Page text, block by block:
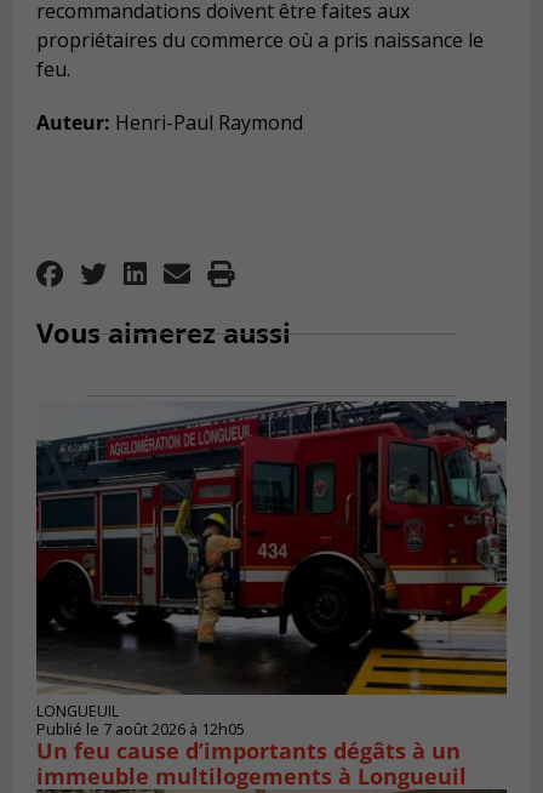
recommandations doivent être faites aux
propriétaires du commerce où a pris naissance le
feu.
Auteur: Henri-Paul Raymond
Vous aimerez aussi
LONGUEUIL
Publié le 7 août 2026 à 12h05
Un feu cause d’importants dégâts à un
immeuble multilogements à Longueuil